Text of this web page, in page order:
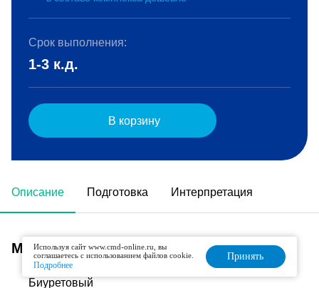
Описание Подготовка Интерпретация
Метод исследования
Биуретовый
Срок выполнения:
1-3 к.д.
В корзину
Используя сайт www.cmd-online.ru, вы
соглашаетесь с использованием файлов cookie.
Подробнее
Принять